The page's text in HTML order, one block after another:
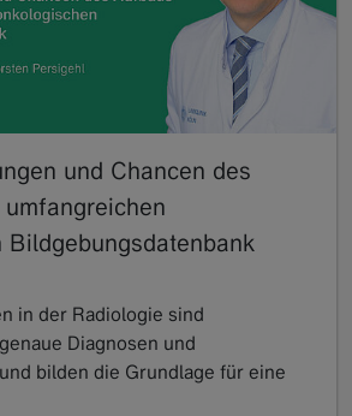
und Chancen des
Bildgebungsdatenbank
in der Radiologie sind
Diagnosen und
bilden die Grundlage für eine